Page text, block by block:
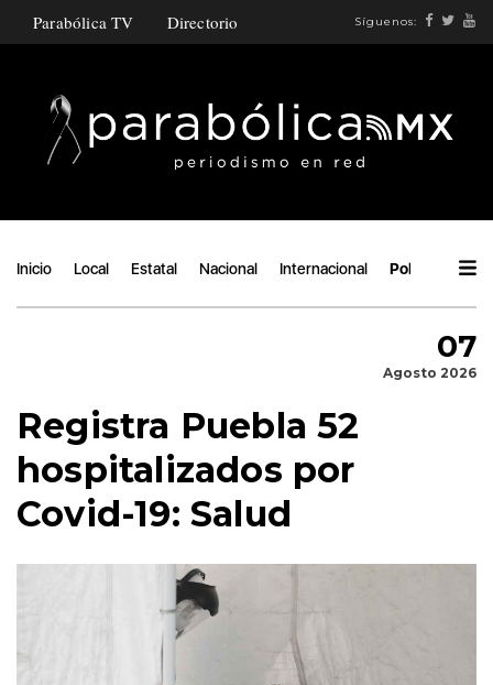
Parabólica TV Directorio Síguenos:
Inicio Local Estatal Nacional Internacional Política
07
Agosto 2026
Registra Puebla 52
hospitalizados por
Covid-19: Salud